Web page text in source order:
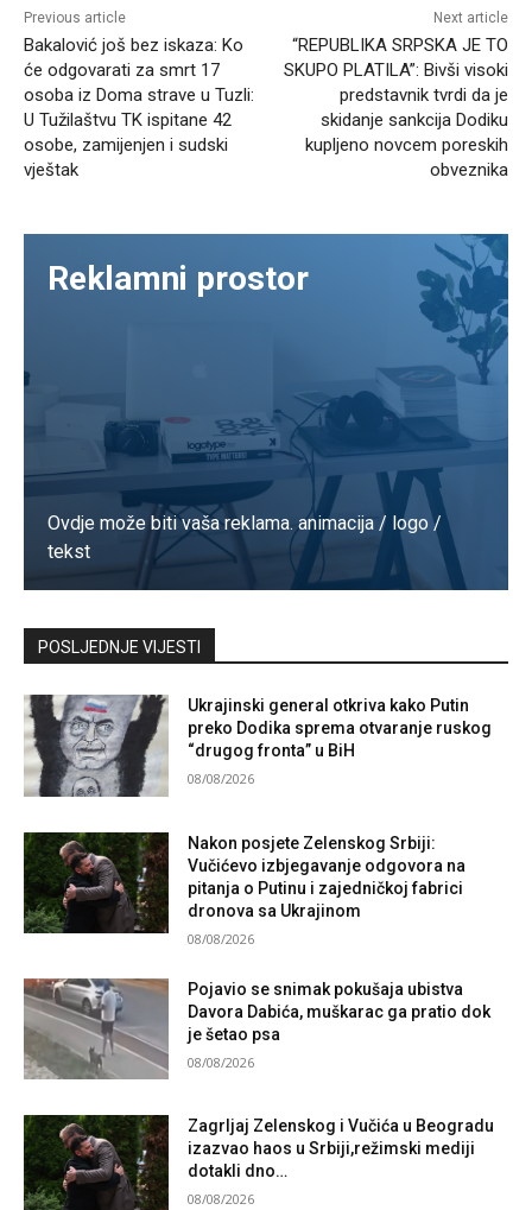
Previous article
Bakalović još bez iskaza: Ko
će odgovarati za smrt 17
osoba iz Doma strave u Tuzli:
U Tužilaštvu TK ispitane 42
osobe, zamijenjen i sudski
vještak
Next article
“REPUBLIKA SRPSKA JE TO
SKUPO PLATILA”: Bivši visoki
predstavnik tvrdi da je
skidanje sankcija Dodiku
kupljeno novcem poreskih
obveznika
Reklamni prostor
Ovdje može biti vaša reklama. animacija / logo /
tekst
Kontaktirajte nas
POSLJEDNJE VIJESTI
Ukrajinski general otkriva kako Putin
preko Dodika sprema otvaranje ruskog
“drugog fronta” u BiH
08/08/2026
Nakon posjete Zelenskog Srbiji:
Vučićevo izbjegavanje odgovora na
pitanja o Putinu i zajedničkoj fabrici
dronova sa Ukrajinom
08/08/2026
Pojavio se snimak pokušaja ubistva
Davora Dabića, muškarac ga pratio dok
je šetao psa
08/08/2026
Zagrljaj Zelenskog i Vučića u Beogradu
izazvao haos u Srbiji,režimski mediji
dotakli dno…
08/08/2026